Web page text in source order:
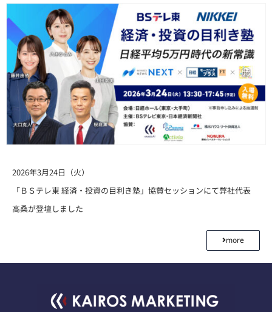
2026年3月24日（火）
「ＢＳテレ東 経済・投資の目利き塾」協賛セッションにて弊社代表
高桑が登壇しました
more